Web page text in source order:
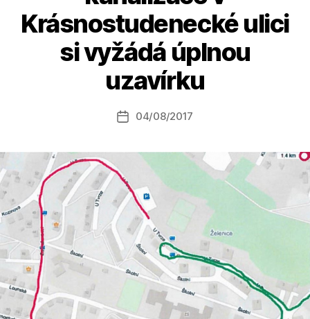
Krásnostudenecké ulici
si vyžádá úplnou
uzavírku
Autor
příspěvku
A
u
t
o
a
Datum
04/08/2017